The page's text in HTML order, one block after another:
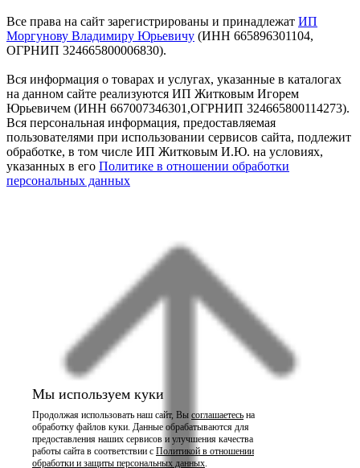
Все права на сайт зарегистрированы и принадлежат ИП
Моргунову Владимиру Юрьевичу (ИНН 665896301104,
ОГРНИП 324665800006830).
Вся информация о товарах и услугах, указанные в каталогах
на данном сайте реализуются ИП Житковым Игорем
Юрьевичем (ИНН 667007346301,ОГРНИП 324665800114273).
Вся персональная информация, предоставляемая
пользователями при использовании сервисов сайта, подлежит
обработке, в том числе ИП Житковым И.Ю. на условиях,
указанных в его Политике в отношении обработки
персональных данных
Мы используем куки
Продолжая использовать наш сайт, Вы соглашаетесь на
обработку файлов куки. Данные обрабатываются для
предоставления наших сервисов и улучшения качества
работы сайта в соответствии с Политикой в отношении
обработки и защиты персональных данных.